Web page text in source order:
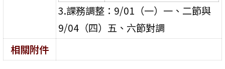
3.課務調整：9/01（一）一、二節與
9/04（四）五、六節對調
相關附件